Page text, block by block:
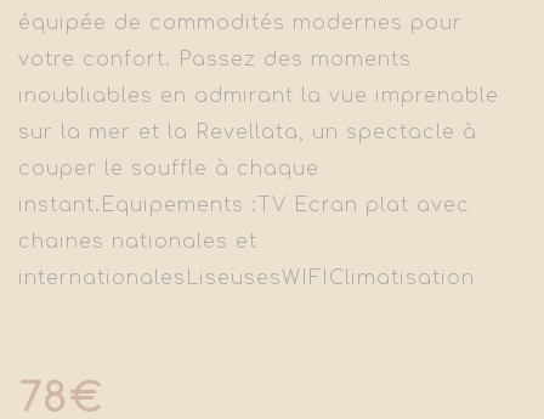
équipée de commodités modernes pour
votre confort. Passez des moments
inoubliables en admirant la vue imprenable
sur la mer et la Revellata, un spectacle à
couper le souffle à chaque
instant. Equipements :
TV Ecran plat avec
chaines nationales et
internationales LiseusesWIFI Climatisation
78€